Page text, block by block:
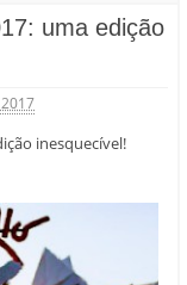
uma edição
inesquecível!